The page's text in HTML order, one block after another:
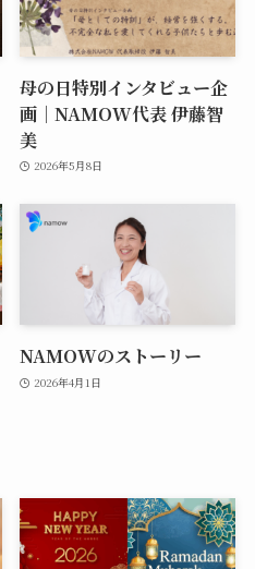
母の日特別インタビュー企
画｜NAMOW代表 伊藤智
美
2026年5月8日
NAMOWのストーリー
2026年4月1日